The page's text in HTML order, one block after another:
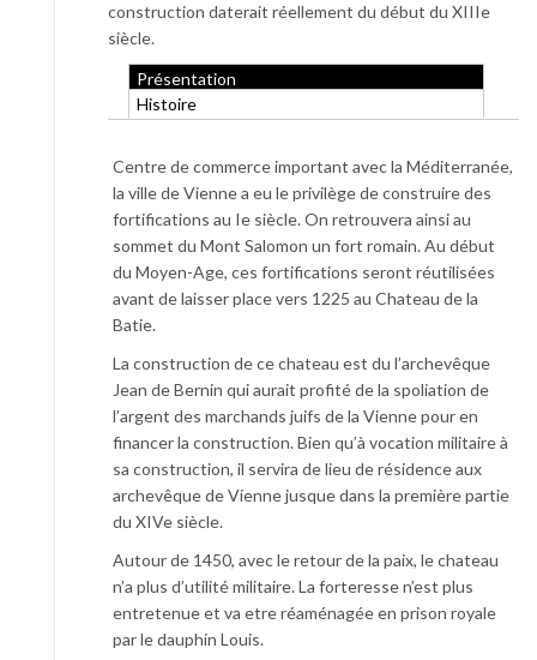
construction daterait réellement du début du XIIIe
siècle.
Présentation
Histoire
Centre de commerce important avec la Méditerranée,
la ville de Vienne a eu le privilège de construire des
fortifications au Ie siècle. On retrouvera ainsi au
sommet du Mont Salomon un fort romain. Au début
du Moyen-Age, ces fortifications seront réutilisées
avant de laisser place vers 1225 au Chateau de la
Batie.
La construction de ce chateau est du l’archevêque
Jean de Bernin qui aurait profité de la spoliation de
l’argent des marchands juifs de la Vienne pour en
financer la construction. Bien qu’à vocation militaire à
sa construction, il servira de lieu de résidence aux
archevêque de Vienne jusque dans la première partie
du XIVe siècle.
Autour de 1450, avec le retour de la paix, le chateau
n’a plus d’utilité militaire. La forteresse n’est plus
entretenue et va etre réaménagée en prison royale
par le dauphin Louis.